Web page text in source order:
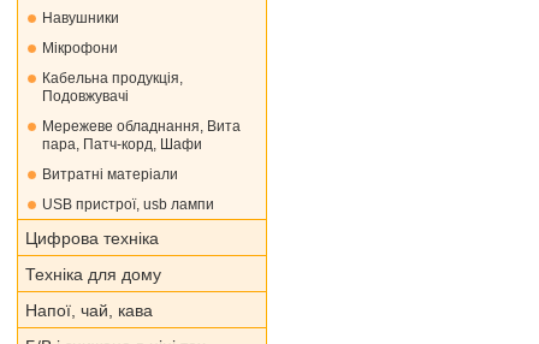
Навушники
Мікрофони
Кабельна продукція,
Подовжувачі
Мережеве обладнання, Вита
пара, Патч-корд, Шафи
Витратні матеріали
USB пристрої, usb лампи
Цифрова техніка
Техніка для дому
Напої, чай, кава